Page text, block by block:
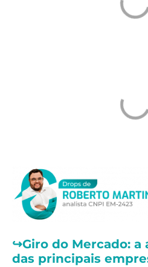
↪️Giro do Mercado: a
das principais